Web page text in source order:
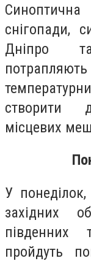
снігопади,
Дніпро
потрапляють
створити
місцевих
У
західних
південних
пройдуть